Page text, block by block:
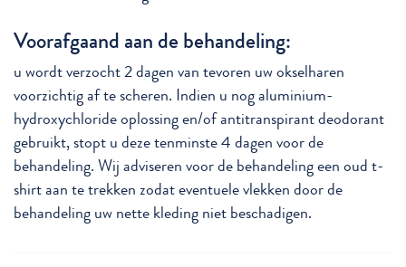
Voorafgaand aan de behandeling:
u wordt verzocht 2 dagen van tevoren uw okselharen
voorzichtig af te scheren. Indien u nog aluminium-
hydroxychloride oplossing en/of antitranspirant deodorant
gebruikt, stopt u deze tenminste 4 dagen voor de
behandeling. Wij adviseren voor de behandeling een oud t-
shirt aan te trekken zodat eventuele vlekken door de
behandeling uw nette kleding niet beschadigen.